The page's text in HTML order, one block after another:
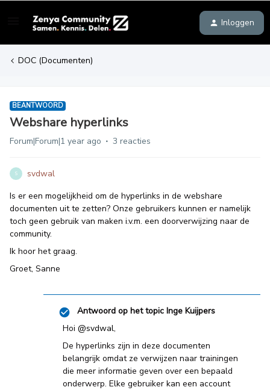
Inloggen
DOC (Documenten)
BEANTWOORD
Webshare hyperlinks
Forum|Forum|1 year ago 3 reacties
S
svdwal
Is er een mogelijkheid om de hyperlinks in de webshare
documenten uit te zetten? Onze gebruikers kunnen er namelijk
toch geen gebruik van maken i.v.m. een doorverwijzing naar de
community.
Ik hoor het graag.
Groet, Sanne
Antwoord op het topic Inge Kuijpers
Hoi ​ @svdwal,
De hyperlinks zijn in deze documenten
belangrijk omdat ze verwijzen naar trainingen
die meer informatie geven over een bepaald
onderwerp. Elke gebruiker kan een account